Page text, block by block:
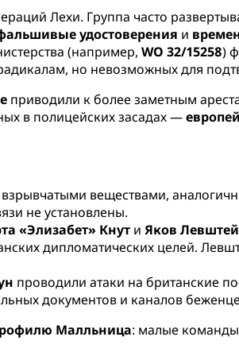
Лехи. Группа часто
удостоверения и
(например,WO 32/15258)
но невозможных для
приводили к более заметным
в полицейских засадах —
взрывчатыми веществами,
не установлены.
«Элизабет» Кнут иЯков
дипломатических целей.
проводили атаки на британские
документов и каналов
Малльница: малые команды,